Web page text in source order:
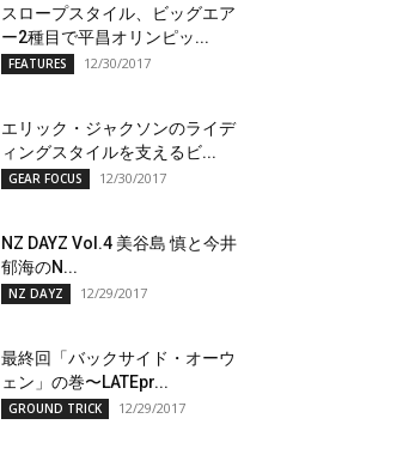
スロープスタイル、ビッグエア
ー2種目で平昌オリンピッ...
FEATURES 12/30/2017
エリック・ジャクソンのライデ
ィングスタイルを支えるビ...
GEAR FOCUS 12/30/2017
NZ DAYZ Vol.4 美谷島 慎と今井
郁海のN...
NZ DAYZ 12/29/2017
最終回「バックサイド・オーウ
ェン」の巻〜LATEpr...
GROUND TRICK 12/29/2017